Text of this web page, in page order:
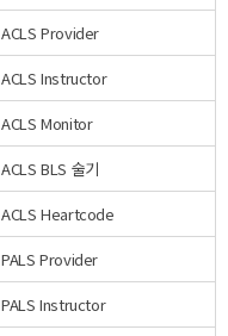
ACLS Provider
ACLS Instructor
ACLS Monitor
ACLS BLS 술기
ACLS Heartcode
PALS Provider
PALS Instructor